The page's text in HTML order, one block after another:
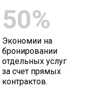
50%
Экономии на
бронировании
отдельных услуг
за счет прямых
контрактов.